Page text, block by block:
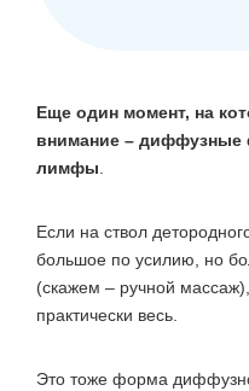
Еще один момент, на
внимание – диффузные
лимфы.
Если на ствол
большое по усилию, но
(скажем – ручной
практически весь.
Это тоже форма